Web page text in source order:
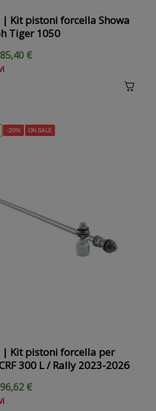
| Kit pistoni forcella Showa
Tiger 1050
€
-20% ON SALE
| Kit pistoni forcella per
300 L / Rally 2023-2026
€